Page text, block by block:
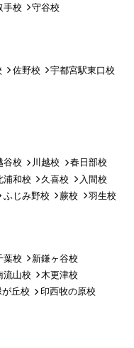
手校
守谷校
佐野校 宇都宮駅東口校
谷校 川越校
春日部校
浦和校 久喜校
入間校
ふじみ野校 蕨校
羽生校
葉校
新鎌ヶ谷校
流山校
木更津校
丘校
印西牧の原校